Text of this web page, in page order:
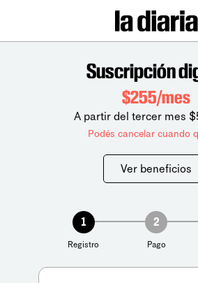
Suscripción
$255/mes
A partir del tercer mes
Podés cancelar cuando
Ver beneficios
1
Registro
2
Pago